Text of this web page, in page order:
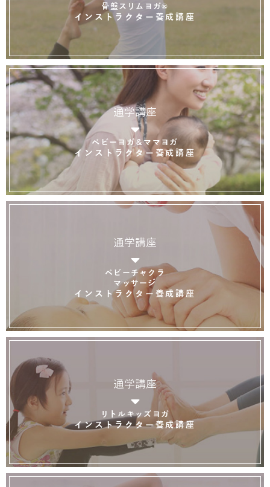
骨盤スリムヨガ®
インストラクター養成講座
通学講座
ベビーヨガ＆ママヨガ
インストラクター養成講座
通学講座
ベビーチャクラ
マッサージ
インストラクター養成講座
通学講座
リトルキッズヨガ
インストラクター養成講座